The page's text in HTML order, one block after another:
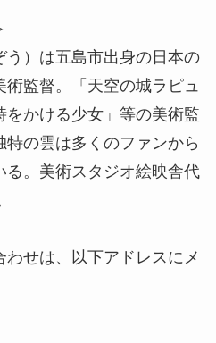
う）は五島市出身の日本の
監督。「天空の城ラピュ
をかける少女」等の美術監
の雲は多くのファンから
る。美術スタジオ絵映舎代
せは、以下アドレスにメ